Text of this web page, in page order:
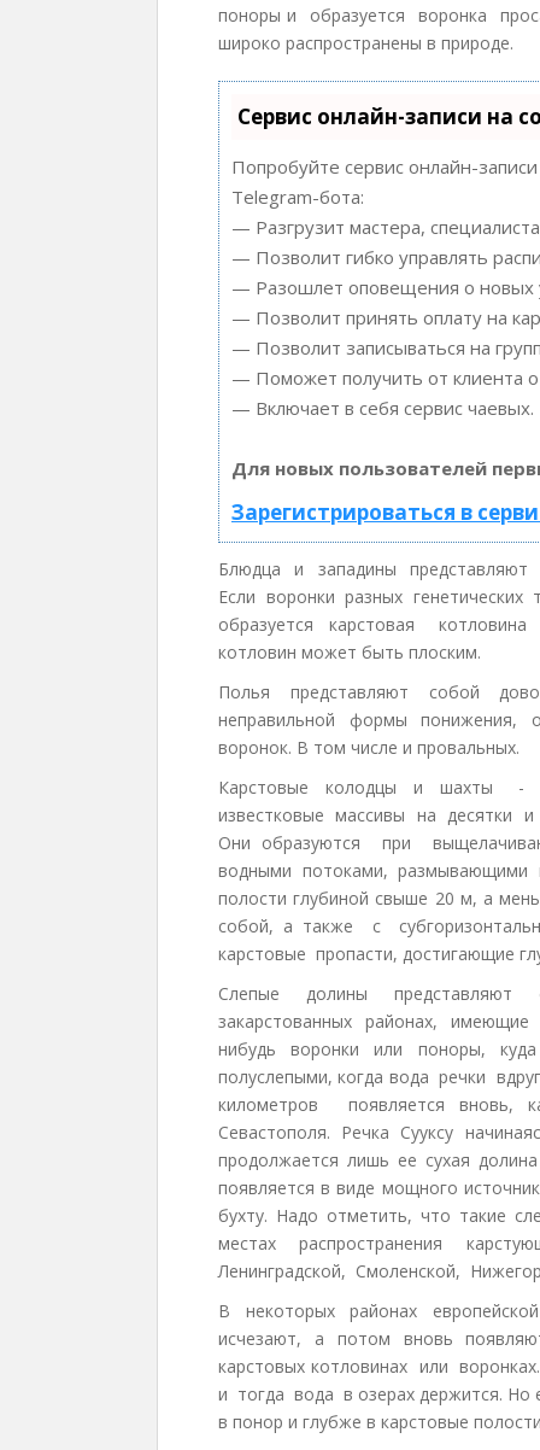
поноры и образуется воронка
широко распространены в природе.
Сервис онлайн-записи на
Попробуйте сервис онлайн-
Telegram-бота:
— Разгрузит мастера,
— Позволит гибко управлять
— Разошлет оповещения о новых
— Позволит принять оплату на
— Позволит записываться на
— Поможет получить от клиента
— Включает в себя сервис чаевых.
Для новых пользователей
Зарегистрироваться в
Блюдца и западины
Если воронки разных
образуется карстовая
котловин может быть плоским.
Полья представляют собой
неправильной формы понижения,
воронок. В том числе и провальных.
Карстовые колодцы и шахты -
известковые массивы на
Они образуются при
водными потоками, размывающими
полости глубиной свыше 20 м, а
собой, а также с
карстовые пропасти, достигающие
Слепые долины
закарстованных районах,
нибудь воронки или поноры,
полуслепыми, когда вода речки
километров появляется вновь,
Севастополя. Речка Сууксу
продолжается лишь ее сухая
появляется в виде мощного
бухту. Надо отметить, что такие
местах распространения
Ленинградской, Смоленской,
В некоторых районах
исчезают, а потом вновь
карстовых котловинах или
и тогда вода в озерах держится. Но
в понор и глубже в карстовые